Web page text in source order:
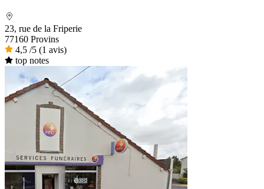
23, rue de la Friperie
77160 Provins
4,5 /5 (1 avis)
top notes